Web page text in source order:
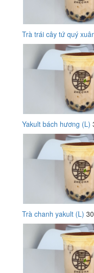
Trà trái cây tứ quý
Yakult bách hương (L)
Trà chanh yakult (L)